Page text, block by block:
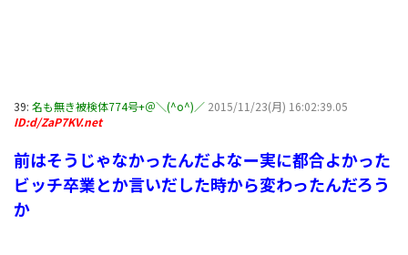
39: 名も無き被検体774号+＠＼(^o^)／ 2015/11/23(月) 16:02:39.05
ID:d/ZaP7KV.net
前はそうじゃなかったんだよなー実に都合よかった
ビッチ卒業とか言いだした時から変わったんだろう
か